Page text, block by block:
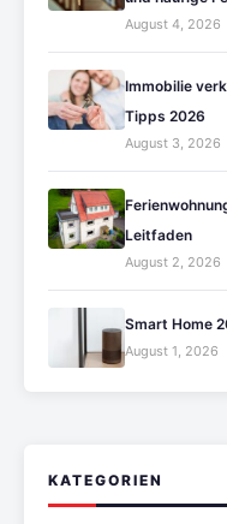
August 4, 2026
Immobilie
Tipps 2026
August 3, 2026
Leitfaden
August 2, 2026
Smart Home
August 1, 2026
KATEGORIEN